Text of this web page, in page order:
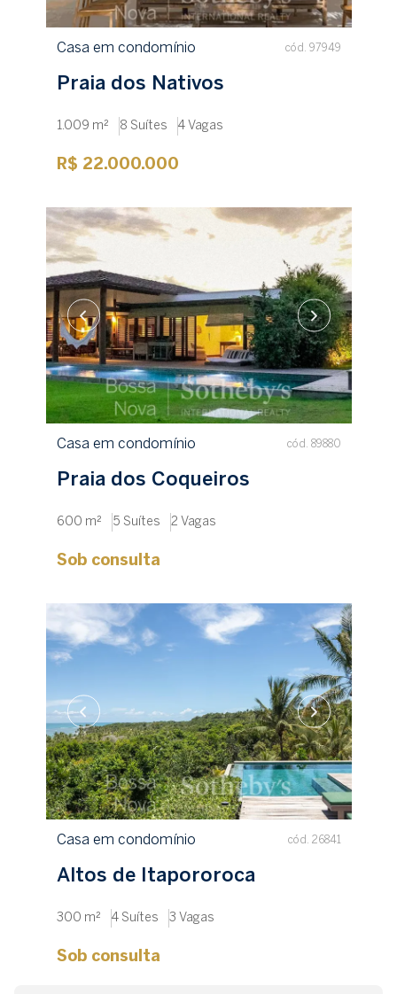
Casa em condomínio cód. 97949
Praia dos Nativos
1.009 m² 8 Suítes 4 Vagas
R$ 22.000.000
Casa em condomínio cód. 89880
Praia dos Coqueiros
600 m² 5 Suítes 2 Vagas
Sob consulta
Casa em condomínio cód. 26841
Altos de Itapororoca
300 m² 4 Suítes 3 Vagas
Sob consulta